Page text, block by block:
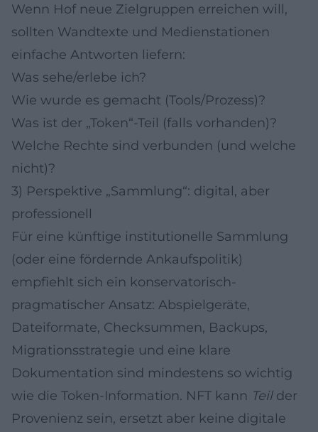
Wenn Hof neue Zielgruppen erreichen will,
sollten Wandtexte und Medienstationen
einfache Antworten liefern:
Was sehe/erlebe ich?
Wie wurde es gemacht (Tools/Prozess)?
Was ist der „Token“-Teil (falls vorhanden)?
Welche Rechte sind verbunden (und welche
nicht)?
3) Perspektive „Sammlung“: digital, aber
professionell
Für eine künftige institutionelle Sammlung
(oder eine fördernde Ankaufspolitik)
empfiehlt sich ein konservatorisch-
pragmatischer Ansatz: Abspielgeräte,
Dateiformate, Checksummen, Backups,
Migrationsstrategie und eine klare
Dokumentation sind mindestens so wichtig
wie die Token-Information. NFT kann Teilder
Provenienz sein, ersetzt aber keine digitale